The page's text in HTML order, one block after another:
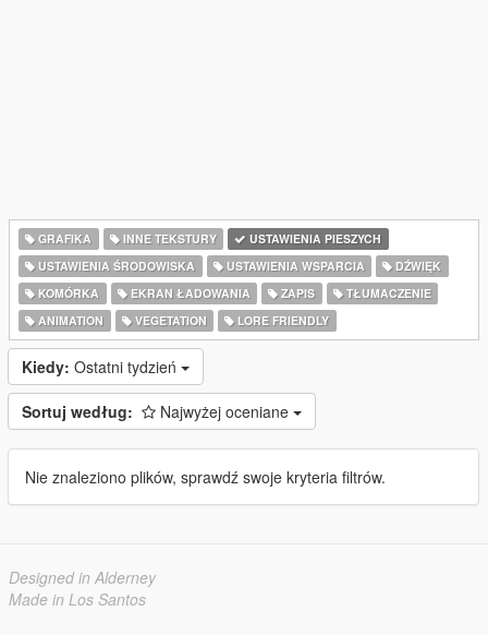
GRAFIKA INNE TEKSTURY
USTAWIENIA PIESZYCH
USTAWIENIA ŚRODOWISKA
USTAWIENIA WSPARCIA
DŹWIĘK
KOMÓRKA
EKRAN ŁADOWANIA ZAPIS
TŁUMACZENIE
ANIMATION
VEGETATION LORE FRIENDLY
Kiedy: Ostatni tydzień
Sortuj według: Najwyżej oceniane
Nie znaleziono plików, sprawdź swoje kryteria filtrów.
Designed in Alderney
Made in Los Santos